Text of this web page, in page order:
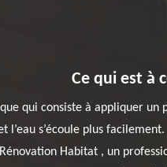
Ce qui est à
qui consiste à appliquer
l’eau s’écoule plus
Habitat , un